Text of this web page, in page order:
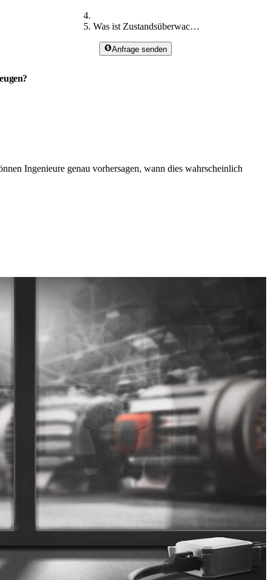
Was ist Zustandsüberwachung
Anfrage senden
Ingenieure genau vorhersagen, wann dies wahrscheinlich